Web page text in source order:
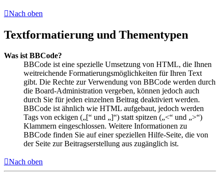
Nach oben
Textformatierung und Thementypen
Was ist BBCode?
BBCode ist eine spezielle Umsetzung von HTML, die Ihnen
weitreichende Formatierungsmöglichkeiten für Ihren Text
gibt. Die Rechte zur Verwendung von BBCode werden durch
die Board-Administration vergeben, können jedoch auch
durch Sie für jeden einzelnen Beitrag deaktiviert werden.
BBCode ist ähnlich wie HTML aufgebaut, jedoch werden
Tags von eckigen („[“ und „]“) statt spitzen („<“ und „>“)
Klammern eingeschlossen. Weitere Informationen zu
BBCode finden Sie auf einer speziellen Hilfe-Seite, die von
der Seite zur Beitragserstellung aus zugänglich ist.
Nach oben